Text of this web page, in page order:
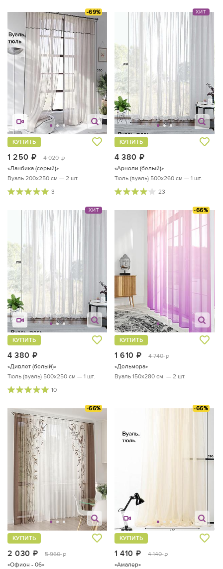
-69%
1 250 руб.
4 020 руб.
КУПИТЬ
«Ланбика (серый)»
Вуаль 200х250 см — 2 шт.
3
ХИТ
4 380
КУПИТЬ
«Арноли (белый)»
Тюль (вуаль) 500х260 см — 1 шт.
23
ХИТ
4 380
КУПИТЬ
«Дивлет (белый)»
Тюль (вуаль) 500х250 см — 1 шт.
10
-66%
1 610 руб.
4 740 руб.
КУПИТЬ
«Дельмора»
Вуаль 150х280 см. — 2 шт.
-66%
2 030 руб.
5 960 руб.
КУПИТЬ
«Офион - 06»
-66%
1 410 руб.
4 140 руб.
КУПИТЬ
«Амалер»